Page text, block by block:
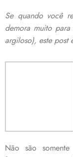
Se quando você
demora muito
argiloso), este post
Não são